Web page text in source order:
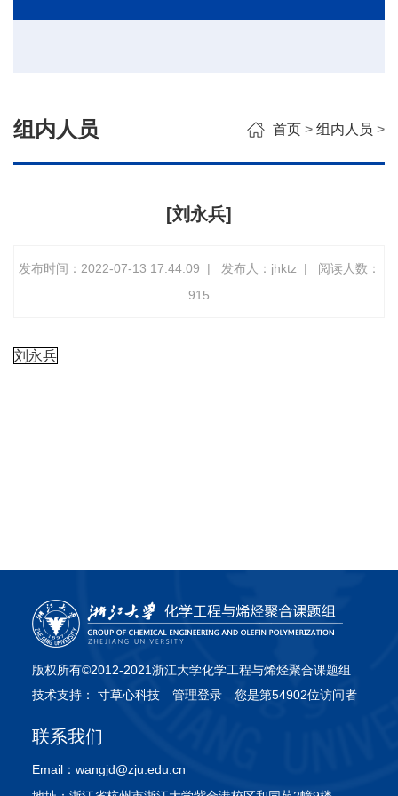
组内人员 首页 > 组内人员 >
[刘永兵]
发布时间：2022-07-13 17:44:09 | 发布人：jhktz | 阅读人数：
915
刘永兵
版权所有©2012-2021浙江大学化学工程与烯烃聚合课题组
技术支持： 寸草心科技 管理登录 您是第54902位访问者
联系我们
Email： wangjd@zju.edu.cn